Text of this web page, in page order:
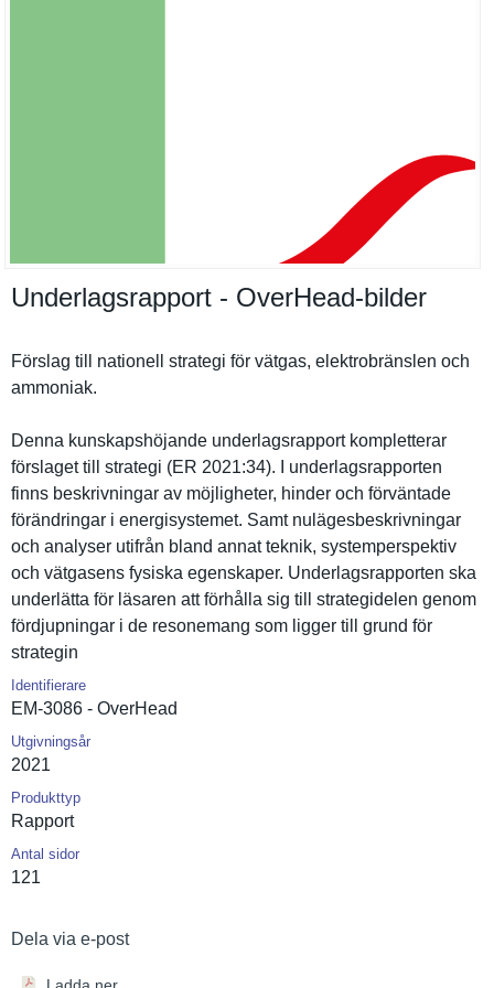
Underlagsrapport - OverHead-​bilder
Förslag till nationell strategi för vätgas, elektrobrä­nslen och
ammoniak.
Denna kunskapshö­jande underlagsr­apport kompletter­ar
förslaget till strategi (ER 2021:34). I underlagsr­apporten
finns beskrivnin­gar av möjlighete­r, hinder och förväntade
förändring­ar i energisyst­emet. Samt nulägesbes­krivningar
och analyser utifrån bland annat teknik, systempers­pektiv
och vätgasens fysiska egenskaper. Underlagsr­apporten ska
underlätta för läsaren att förhålla sig till strategide­len genom
fördjupnin­gar i de resonemang som ligger till grund för
strategin
Identifierare
EM-3086 - OverHead
Utgivningsår
2021
Produkttyp
Rapport
Antal sidor
121
Dela via e-post